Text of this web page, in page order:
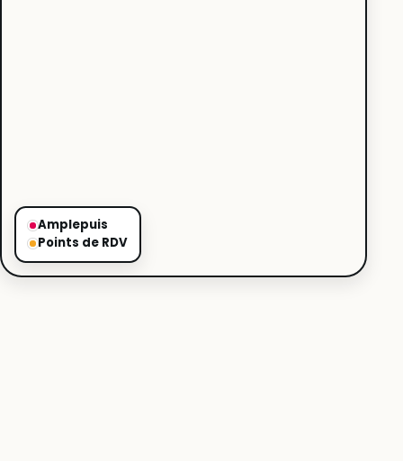
Amplepuis
Points de RDV